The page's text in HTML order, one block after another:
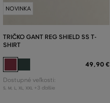
NOVINKA
TRIČKO GANT REG SHIELD SS T-
SHIRT
49,90 €
Dostupné veľkosti:
S, M L XL XXL +3 ďalšie